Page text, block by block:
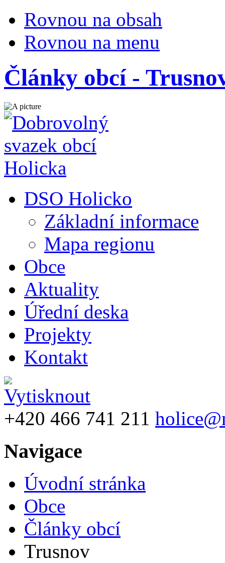
Rovnou na obsah
Rovnou na menu
Články obcí -
DSO Holicko
Základní informace
Mapa regionu
Obce
Aktuality
Úřední deska
Projekty
Kontakt
+420 466 741 211
Navigace
Úvodní stránka
Obce
Články obcí
Trusnov